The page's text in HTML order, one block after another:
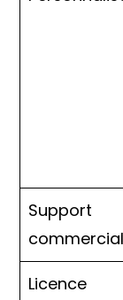
Support
commercial
Licence